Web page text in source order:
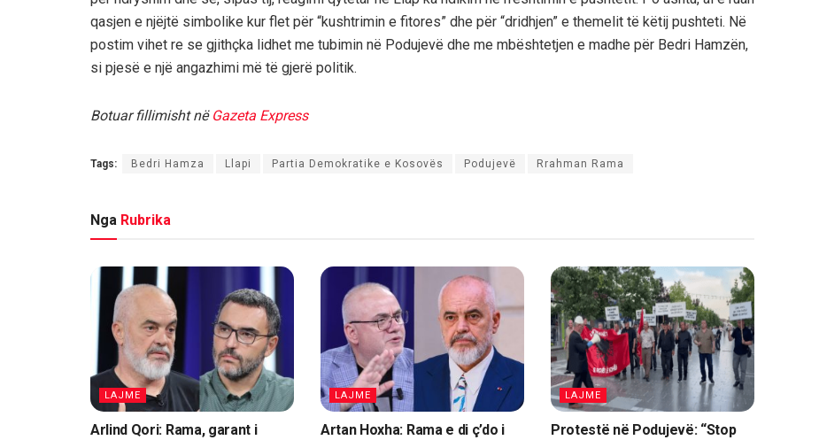
qasjen e njëjtë simbolike kur flet për “kushtrimin e fitores” dhe për “dridhjen” e themelit të këtij pushteti. Në
postim vihet re se gjithçka lidhet me tubimin në Podujevë dhe me mbështetjen e madhe për Bedri Hamzën,
si pjesë e një angazhimi më të gjerë politik.
Botuar fillimisht në Gazeta Express
Tags: Bedri Hamza Llapi Partia Demokratike e Kosovës Podujevë Rrahman Rama
Nga Rubrika
LAJME
Arlind Qori: Rama, garant i
LAJME
Artan Hoxha: Rama e di ç’do i
LAJME
Protestë në Podujevë: “Stop